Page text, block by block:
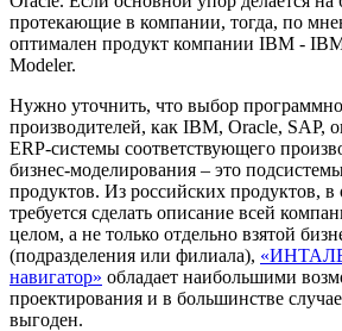
протекающие в компании, тогда, по
оптимален продукт компании IBM -
Modeler.
Нужно уточнить, что выбор
производителей, как IBM, Oracle, SAP,
ERP-системы соответствующего
бизнес-моделирования – это
продуктов. Из российских продуктов, в
требуется сделать описание всей
целом, а не только отдельно взятой
(подразделения или филиала),
навигатор» обладает наибольшими
проектирования и в большинстве
выгоден.